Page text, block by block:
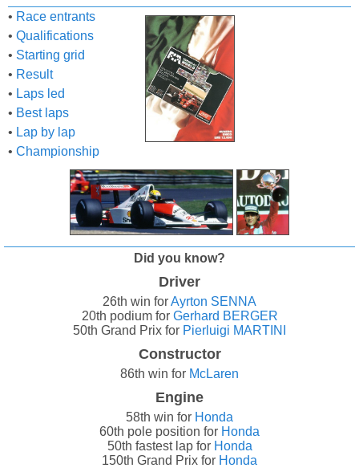
• Race entrants
• Qualifications
• Starting grid
• Result
• Laps led
• Best laps
• Lap by lap
• Championship
Did you know?
Driver
26th win forAyrton SENNA
20th podium for Gerhard BERGER
50th Grand Prix for Pierluigi MARTINI
Constructor
86th win for McLaren
Engine
58th win for Honda
60th pole position for Honda
50th fastest lap for Honda
150th Grand Prix for Honda